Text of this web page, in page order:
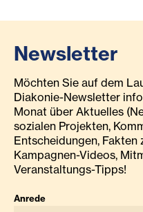
Newsletter
Möchten Sie auf dem
Diakonie-Newsletter
Monat über Aktuelles
sozialen Projekten,
Entscheidungen, Fakten
Kampagnen-Videos,
Veranstaltungs-Tipps!
Anrede